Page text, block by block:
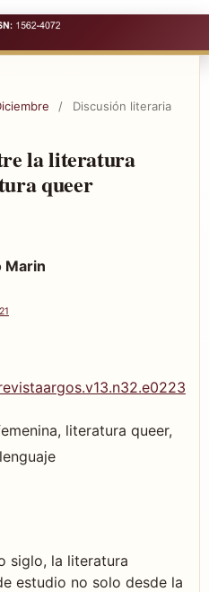
/ Discusión literaria
la literatura
queer
Marin
literatura queer,
siglo, la literatura
estudio no solo desde la